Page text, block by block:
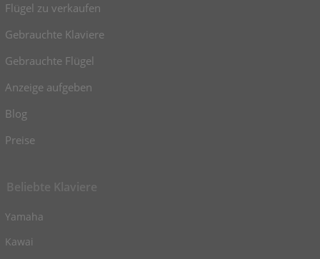
Flügel zu verkaufen
Gebrauchte Klaviere
Gebrauchte Flügel
Anzeige aufgeben
Blog
Preise
Yamaha
Kawai